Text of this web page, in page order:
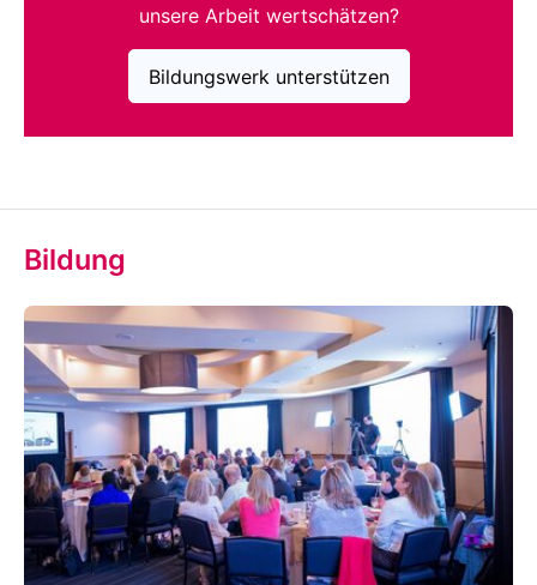
unsere Arbeit wertschätzen?
Bildungswerk unterstützen
Bildung